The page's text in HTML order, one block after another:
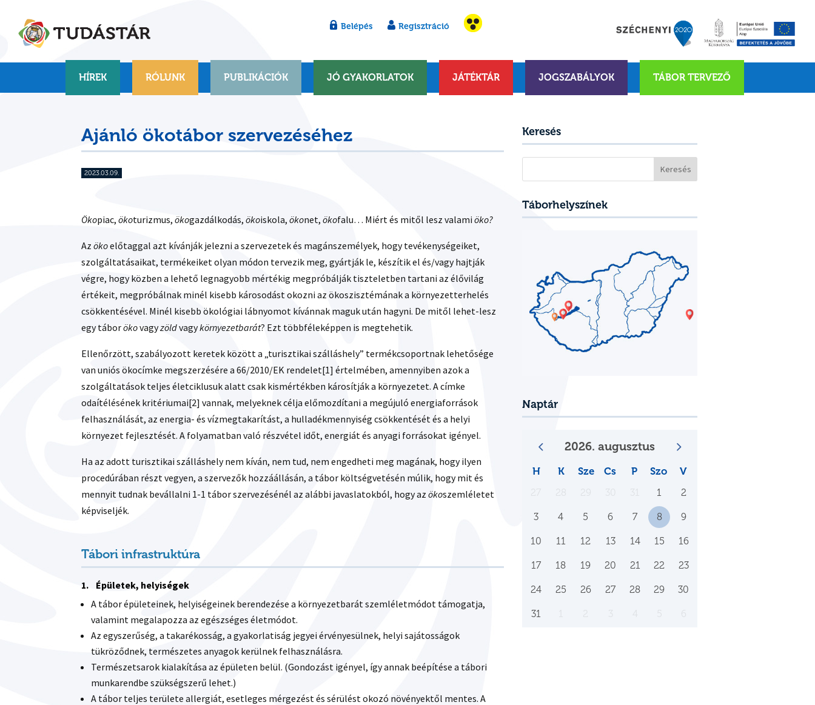
content
Belépés Regisztráció
HÍREK RÓLUNK PUBLIKÁCIÓK JÓ GYAKORLATOK JÁTÉKTÁR JOGSZABÁLYOK TÁBOR TERVEZŐ
Ajánló ökotábor szervezéséhez
2023.03.09.
Ökopiac,ökoturizmus,ökogazdálkodás,ökoiskola,ökonet,ökofalu… Miért és mitől lesz valamiöko?
Azökoelőtaggal azt kívánják jelezni a szervezetek és magánszemélyek, hogy tevékenységeiket,
szolgáltatásaikat, termékeiket olyan módon tervezik meg, gyártják le, készítik el és/vagy hajtják
végre, hogy közben a lehető legnagyobb mértékig megpróbálják tiszteletben tartani az élővilág
értékeit, megpróbálnak minél kisebb károsodást okozni az ökoszisztémának a környezetterhelés
csökkentésével. Minél kisebb ökológiai lábnyomot kívánnak maguk után hagyni. De mitől lehet-lesz
egy táborökovagyzöldvagykörnyezetbarát? Ezt többféleképpen is megtehetik.
Ellenőrzött, szabályozott keretek között a „turisztikai szálláshely” termékcsoportnak lehetősége
van uniós ökocímke megszerzésére a 66/2010/EK rendelet[1] értelmében, amennyiben azok a
szolgáltatások teljes életciklusuk alatt csak kismértékben károsítják a környezetet. A címke
odaítélésének kritériumai[2] vannak, melyeknek célja előmozdítani a megújuló energiaforrások
felhasználását, az energia- és vízmegtakarítást, a hulladékmennyiség csökkentését és a helyi
környezet fejlesztését. A folyamatban való részvétel időt, energiát és anyagi forrásokat igényel.
Ha az adott turisztikai szálláshely nem kíván, nem tud, nem engedheti meg magának, hogy ilyen
procedúrában részt vegyen, a szervezők hozzáállásán, a tábor költségvetésén múlik, hogy mit és
mennyit tudnak bevállalni 1-1 tábor szervezésénél az alábbi javaslatokból, hogy azökoszemléletet
képviseljék.
Tábori infrastruktúra
1. Épületek, helyiségek
A tábor épületeinek, helyiségeinek berendezése a környezetbarát szemléletmódot támogatja,
valamint megalapozza az egészséges életmódot.
Az egyszerűség, a takarékosság, a gyakorlatiság jegyei érvényesülnek, helyi sajátosságok
tükröződnek, természetes anyagok kerülnek felhasználásra.
Természetsarok kialakítása az épületen belül. (Gondozást igényel, így annak beépítése a tábori
munkarendbe szükségszerű lehet.)
A tábor teljes területe allergiát, esetleges mérgezést és sérülést okozó növényektől mentes. A
Keresés
Táborhelyszínek
Naptár
2026. augusztus
H K Sze Cs P Szo V
1 2
3 4 5 6 7 8 9
10 11 12 13 14 15 16
17 18 19 20 21 22 23
24 25 26 27 28 29 30
31